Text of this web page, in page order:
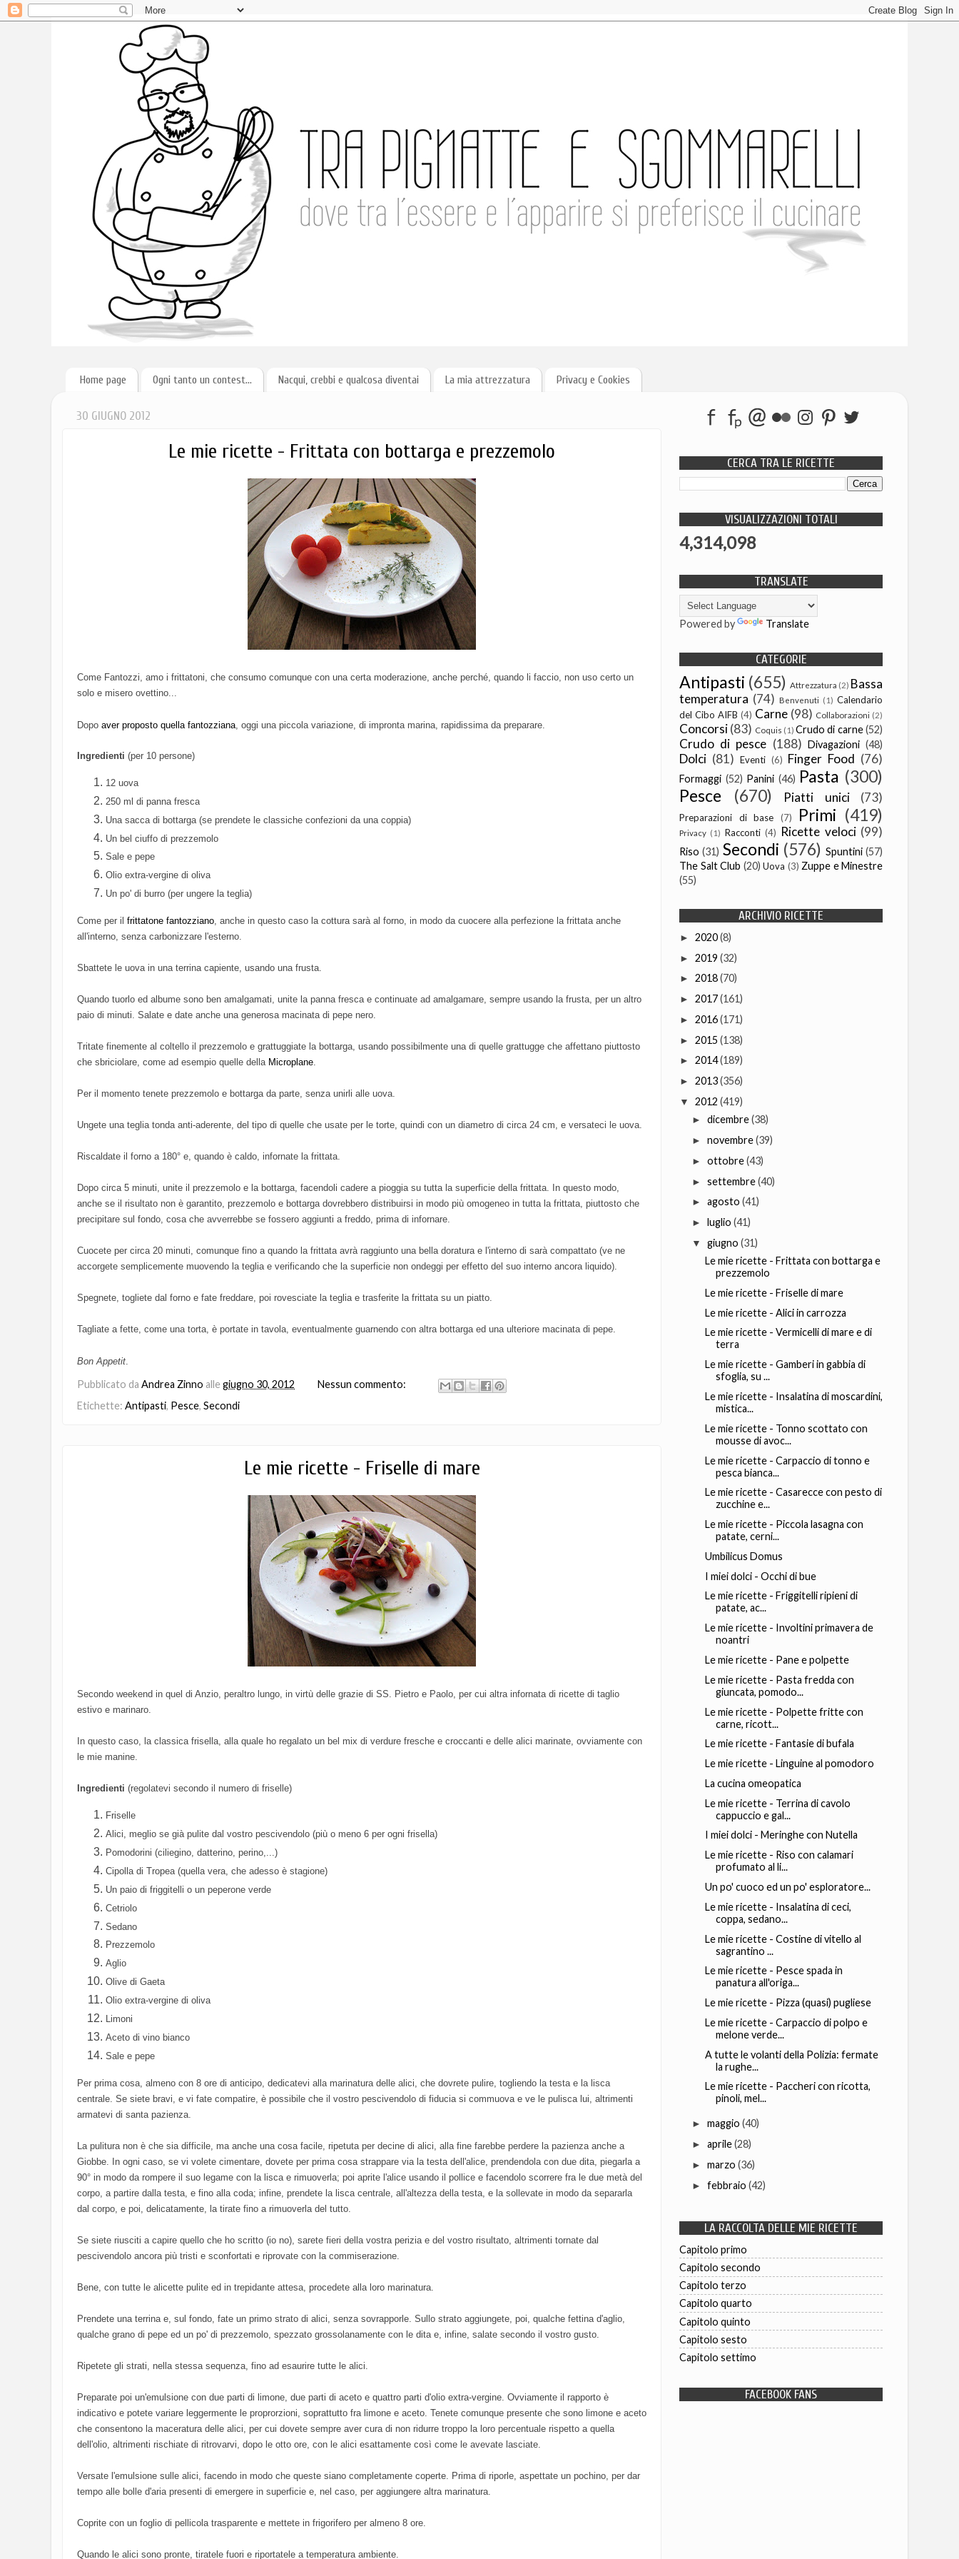
Home page Ogni tanto un contest... Nacqui, crebbi e qualcosa diventai La mia attrezzatura Privacy e Cookies
30 GIUGNO 2012
Le mie ricette - Frittata con bottarga e prezzemolo
Come Fantozzi, amo i frittatoni, che consumo comunque con una certa moderazione, anche perché, quando li faccio, non uso certo un
solo e misero ovettino...
Dopo aver proposto quella fantozziana , oggi una piccola variazione, di impronta marina, rapidissima da preparare.
Ingredienti (per 10 persone)
12 uova
250 ml di panna fresca
Una sacca di bottarga (se prendete le classiche confezioni da una coppia)
Un bel ciuffo di prezzemolo
Sale e pepe
Olio extra-vergine di oliva
Un po' di burro (per ungere la teglia)
Come per il frittatone fantozziano, anche in questo caso la cottura sarà al forno, in modo da cuocere alla perfezione la frittata anche
all'interno, senza carbonizzare l'esterno.
Sbattete le uova in una terrina capiente, usando una frusta.
Quando tuorlo ed albume sono ben amalgamati, unite la panna fresca e continuate ad amalgamare, sempre usando la frusta, per un altro
paio di minuti. Salate e date anche una generosa macinata di pepe nero.
Tritate finemente al coltello il prezzemolo e grattuggiate la bottarga, usando possibilmente una di quelle grattugge che affettano piuttosto
che sbriciolare, come ad esempio quelle della Microplane.
Per il momento tenete prezzemolo e bottarga da parte, senza unirli alle uova.
Ungete una teglia tonda anti-aderente, del tipo di quelle che usate per le torte, quindi con un diametro di circa 24 cm, e versateci le uova.
Riscaldate il forno a 180° e, quando è caldo, infornate la frittata.
Dopo circa 5 minuti, unite il prezzemolo e la bottarga, facendoli cadere a pioggia su tutta la superficie della frittata. In questo modo,
anche se il risultato non è garantito, prezzemolo e bottarga dovrebbero distribuirsi in modo più omogeneo in tutta la frittata, piuttosto che
precipitare sul fondo, cosa che avverrebbe se fossero aggiunti a freddo, prima di infornare.
Cuocete per circa 20 minuti, comunque fino a quando la frittata avrà raggiunto una bella doratura e l'interno di sarà compattato (ve ne
accorgete semplicemente muovendo la teglia e verificando che la superficie non ondeggi per effetto del suo interno ancora liquido).
Spegnete, togliete dal forno e fate freddare, poi rovesciate la teglia e trasferite la frittata su un piatto.
Tagliate a fette, come una torta, è portate in tavola, eventualmente guarnendo con altra bottarga ed una ulteriore macinata di pepe.
Bon Appetit.
Pubblicato da Andrea Zinno alle giugno 30, 2012
Nessun commento:
Etichette: Antipasti, Pesce, Secondi
Le mie ricette - Friselle di mare
Secondo weekend in quel di Anzio, peraltro lungo, in virtù delle grazie di SS. Pietro e Paolo, per cui altra infornata di ricette di taglio
estivo e marinaro.
In questo caso, la classica frisella, alla quale ho regalato un bel mix di verdure fresche e croccanti e delle alici marinate, ovviamente con
le mie manine.
Ingredienti (regolatevi secondo il numero di friselle)
Friselle
Alici, meglio se già pulite dal vostro pescivendolo (più o meno 6 per ogni frisella)
Pomodorini (ciliegino, datterino, perino,...)
Cipolla di Tropea (quella vera, che adesso è stagione)
Un paio di friggitelli o un peperone verde
Cetriolo
Sedano
Prezzemolo
Aglio
Olive di Gaeta
Olio extra-vergine di oliva
Limoni
Aceto di vino bianco
Sale e pepe
Per prima cosa, almeno con 8 ore di anticipo, dedicatevi alla marinatura delle alici, che dovrete pulire, togliendo la testa e la lisca
centrale. Se siete bravi, e vi fate compatire, è possibile che il vostro pescivendolo di fiducia si commuova e ve le pulisca lui, altrimenti
armatevi di santa pazienza.
La pulitura non è che sia difficile, ma anche una cosa facile, ripetuta per decine di alici, alla fine farebbe perdere la pazienza anche a
Giobbe. In ogni caso, se vi volete cimentare, dovete per prima cosa strappare via la testa dell'alice, prendendola con due dita, piegarla a
90° in modo da rompere il suo legame con la lisca e rimuoverla; poi aprite l'alice usando il pollice e facendolo scorrere fra le due metà del
corpo, a partire dalla testa, e fino alla coda; infine, prendete la lisca centrale, all'altezza della testa, e la sollevate in modo da separarla
dal corpo, e poi, delicatamente, la tirate fino a rimuoverla del tutto.
Se siete riusciti a capire quello che ho scritto (io no), sarete fieri della vostra perizia e del vostro risultato, altrimenti tornate dal
pescivendolo ancora più tristi e sconfortati e riprovate con la commiserazione.
Bene, con tutte le alicette pulite ed in trepidante attesa, procedete alla loro marinatura.
Prendete una terrina e, sul fondo, fate un primo strato di alici, senza sovrapporle. Sullo strato aggiungete, poi, qualche fettina d'aglio,
qualche grano di pepe ed un po' di prezzemolo, spezzato grossolanamente con le dita e, infine, salate secondo il vostro gusto.
Ripetete gli strati, nella stessa sequenza, fino ad esaurire tutte le alici.
Preparate poi un'emulsione con due parti di limone, due parti di aceto e quattro parti d'olio extra-vergine. Ovviamente il rapporto è
indicativo e potete variare leggermente le proprorzioni, soprattutto fra limone e aceto. Tenete comunque presente che sono limone e aceto
che consentono la maceratura delle alici, per cui dovete sempre aver cura di non ridurre troppo la loro percentuale rispetto a quella
dell'olio, altrimenti rischiate di ritrovarvi, dopo le otto ore, con le alici esattamente così come le avevate lasciate.
Versate l'emulsione sulle alici, facendo in modo che queste siano completamente coperte. Prima di riporle, aspettate un pochino, per dar
tempo alle bolle d'aria presenti di emergere in superficie e, nel caso, per aggiungere altra marinatura.
Coprite con un foglio di pellicola trasparente e mettete in frigorifero per almeno 8 ore.
Quando le alici sono pronte, tiratele fuori e riportatele a temperatura ambiente.
CERCA TRA LE RICETTE
VISUALIZZAZIONI TOTALI
4,314,098
TRANSLATE
Powered by Translate
CATEGORIE
Antipasti (655) Attrezzatura (2) Bassa
temperatura (74) Benvenuti (1) Calendario
del Cibo AIFB (4) Carne (98) Collaborazioni (2)
Concorsi(83) Coquis (1) Crudo di carne(52)
Crudo di pesce (188) Divagazioni (48)
Dolci (81) Eventi (6) Finger Food (76)
Formaggi (52) Panini (46) Pasta (300)
Pesce
(670) Piatti unici (73)
Preparazioni di base (7) Primi (419)
Privacy (1) Racconti (4) Ricette veloci (99)
Riso (31) Secondi (576) Spuntini (57)
The Salt Club (20) Uova (3) Zuppe e Minestre
(55)
ARCHIVIO RICETTE
► 2020(8)
► 2019 (32)
► 2018(70)
► 2017(161)
► 2016(171)
► 2015 (138)
► 2014(189)
► 2013(356)
▼ 2012 (419)
►dicembre(38)
►novembre(39)
►ottobre(43)
►settembre(40)
►agosto(41)
► luglio(41)
▼giugno(31)
Le mie ricette - Frittata con bottarga e
prezzemolo
Le mie ricette - Friselle di mare
Le mie ricette - Alici in carrozza
Le mie ricette - Vermicelli di mare e di
terra
Le mie ricette - Gamberi in gabbia di
sfoglia, su ...
Le mie ricette - Insalatina di moscardini,
mistica...
Le mie ricette - Tonno scottato con
mousse di avoc...
Le mie ricette - Carpaccio di tonno e
pesca bianca...
Le mie ricette - Casarecce con pesto di
zucchine e...
Le mie ricette - Piccola lasagna con
patate, cerni...
Umbilicus Domus
I miei dolci - Occhi di bue
Le mie ricette - Friggitelli ripieni di
patate, ac...
Le mie ricette - Involtini primavera de
noantri
Le mie ricette - Pane e polpette
Le mie ricette - Pasta fredda con
giuncata, pomodo...
Le mie ricette - Polpette fritte con
carne, ricott...
Le mie ricette - Fantasie di bufala
Le mie ricette - Linguine al pomodoro
La cucina omeopatica
Le mie ricette - Terrina di cavolo
cappuccio e gal...
I miei dolci - Meringhe con Nutella
Le mie ricette - Riso con calamari
profumato al li...
Un po' cuoco ed un po' esploratore...
Le mie ricette - Insalatina di ceci,
coppa, sedano...
Le mie ricette - Costine di vitello al
sagrantino ...
Le mie ricette - Pesce spada in
panatura all'origa...
Le mie ricette - Pizza (quasi) pugliese
Le mie ricette - Carpaccio di polpo e
melone verde...
A tutte le volanti della Polizia: fermate
la rughe...
Le mie ricette - Paccheri con ricotta,
pinoli, mel...
►maggio(40)
►aprile(28)
►marzo(36)
►febbraio(42)
LA RACCOLTA DELLE MIE RICETTE
Capitolo primo
Capitolo secondo
Capitolo terzo
Capitolo quarto
Capitolo quinto
Capitolo sesto
Capitolo settimo
FACEBOOK FANS